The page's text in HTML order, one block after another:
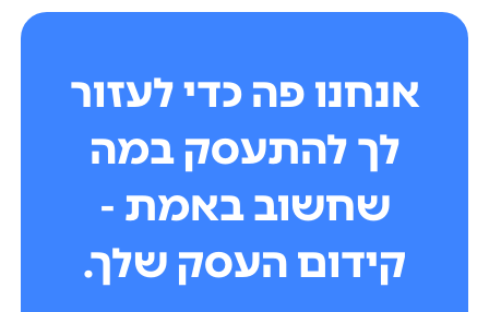
אנחנו פה כדי לעזור
לך להתעסק במה
שחשוב באמת -
קידום העסק שלך.